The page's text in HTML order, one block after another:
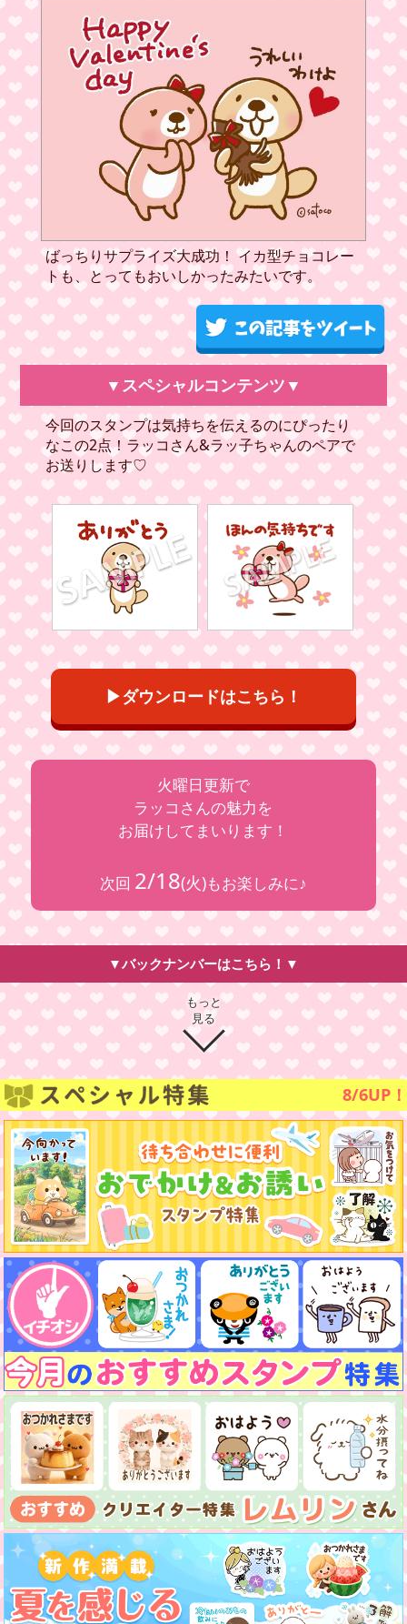
ばっちりサプライズ大成功！ イカ型チョコレー
トも、とってもおいしかったみたいです。
▼スペシャルコンテンツ▼
今回のスタンプは気持ちを伝えるのにぴったり
なこの2点！ラッコさん&ラッ子ちゃんのペアで
お送りします♡
▶ダウンロードはこちら！
火曜日更新で
ラッコさんの魅力を
お届けしてまいります！
次回 2/18(火)もお楽しみに♪
▼バックナンバーはこちら！▼
もっと
見る
8/6UP！